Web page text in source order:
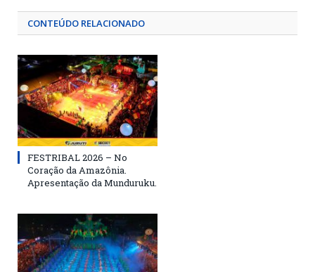
CONTEÚDO RELACIONADO
FESTRIBAL 2026 – No
Coração da Amazônia.
Apresentação da Munduruku.